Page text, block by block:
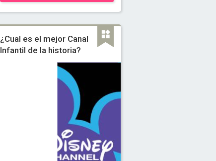
¿Cual es el mejor Canal
Infantil de la historia?